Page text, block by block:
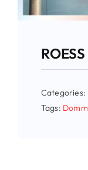
Categories:
Tags: